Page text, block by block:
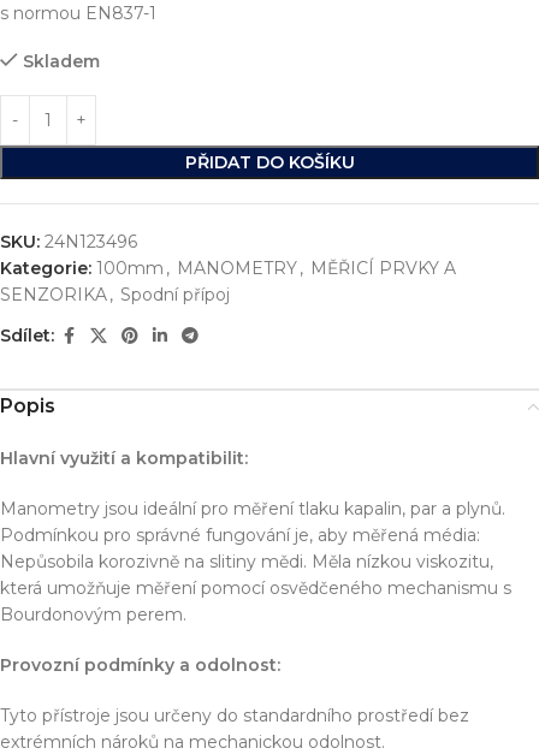
s normou EN837-1
Skladem
PŘIDAT DO KOŠÍKU
SKU: 24N123496
Kategorie: 100mm , MANOMETRY, MĚŘICÍ PRVKY A
SENZORIKA, Spodní přípoj
Sdílet:
Popis
Hlavní využití a kompatibilit:
Manometry jsou ideální pro měření tlaku kapalin, par a plynů.
Podmínkou pro správné fungování je, aby měřená média:
Nepůsobila korozivně na slitiny mědi. Měla nízkou viskozitu,
která umožňuje měření pomocí osvědčeného mechanismu s
Bourdonovým perem.
Provozní podmínky a odolnost:
Tyto přístroje jsou určeny do standardního prostředí bez
extrémních nároků na mechanickou odolnost.